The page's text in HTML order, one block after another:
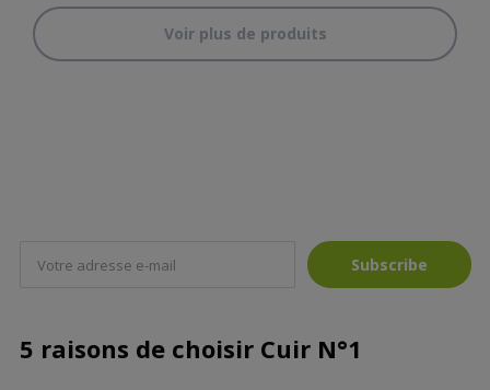
Voir plus de produits
Subscribe
5 raisons de choisir Cuir N°1